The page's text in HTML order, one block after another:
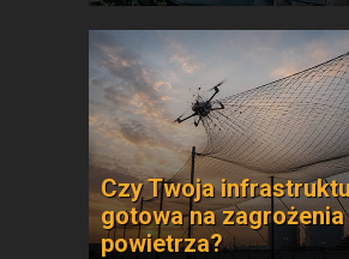
Czy Twoja
gotowa na
powietrza?